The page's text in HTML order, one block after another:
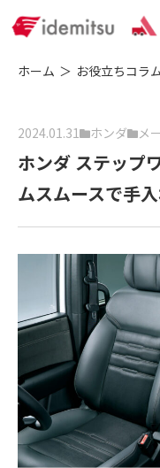
ホーム お役立ちコラ
2024.01.31 ホンダ メ
ホンダ ステップ
ムスムースで手